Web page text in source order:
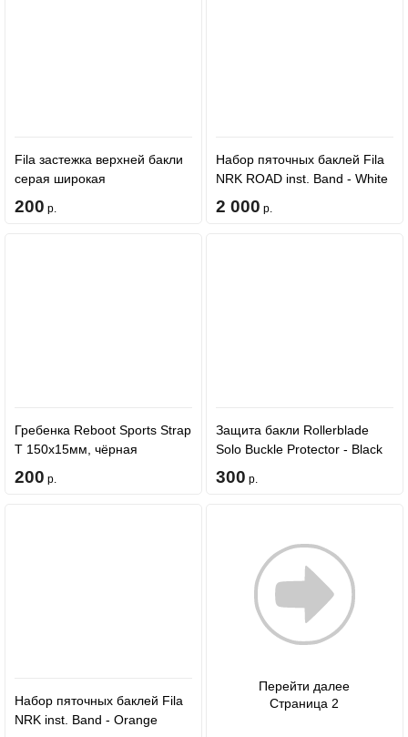
Fila застежка верхней бакли
серая широкая
200 р.
Набор пяточных баклей Fila
NRK ROAD inst. Band - White
2 000 р.
Гребенка Reboot Sports Strap
T 150x15мм, чёрная
200 р.
Защита бакли Rollerblade
Solo Buckle Protector - Black
300 р.
Набор пяточных баклей Fila
NRK inst. Band - Orange
Перейти далее
Страница 2